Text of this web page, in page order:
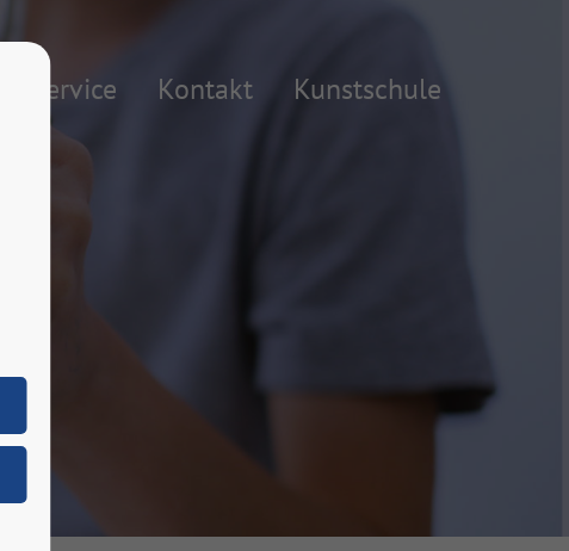
Service Kontakt Kunstschule